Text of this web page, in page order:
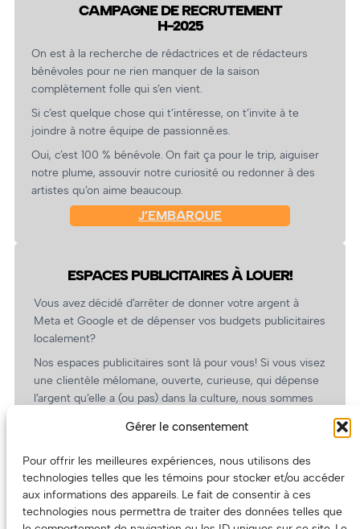
Gérer le consentement
Pour offrir les meilleures expériences, nous utilisons des
technologies telles que les témoins pour stocker et/ou accéder
aux informations des appareils. Le fait de consentir à ces
technologies nous permettra de traiter des données telles que
CAMPAGNE DE RECRUTEMENT
H-2025
On est à la recherche de rédactrices et de rédacteurs
bénévoles pour ne rien manquer de la saison
complètement folle qui s’en vient.
Si c’est quelque chose qui t’intéresse, on t’invite à te
joindre à notre équipe de passionné.es.
Oui, c’est 100 % bénévole. On fait ça pour le trip, aiguiser
notre plume, assouvir notre curiosité ou redonner à des
artistes qu’on aime beaucoup.
J’EMBARQUE
ESPACES PUBLICITAIRES À LOUER!
Vous avez décidé d’arrêter de donner votre argent à
Meta et Google et de dépenser vos budgets publicitaires
localement?
Nos espaces publicitaires sont là pour vous! Si vous visez
une clientèle mélomane, ouverte, curieuse, qui dépense
l’argent qu’elle a (ou pas) dans la culture, nous sommes
revient.
(Oui, on va avoir des tarifs spéciaux pour vous, les
artistes!)